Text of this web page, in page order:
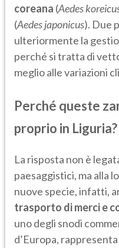
coreana (Aedes
(Aedes japonicus). Due
ulteriormente la
perché si tratta di
meglio alle variazioni
Perché queste
proprio in Liguria?
La risposta non è
paesaggistici, ma alla
nuove specie, infatti,
trasporto di merci e
uno degli snodi
d’Europa,